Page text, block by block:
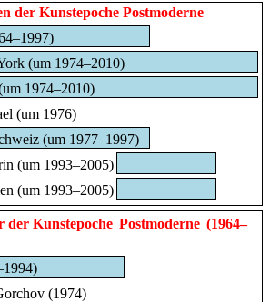
der Kunstepoche Postmoderne
(um 1974–2010)
1974–2010)
(um 1976)
(um 1977–1997)
(um 1993–2005)
(um 1993–2005)
der Kunstepoche Postmoderne (1964–
(1974)